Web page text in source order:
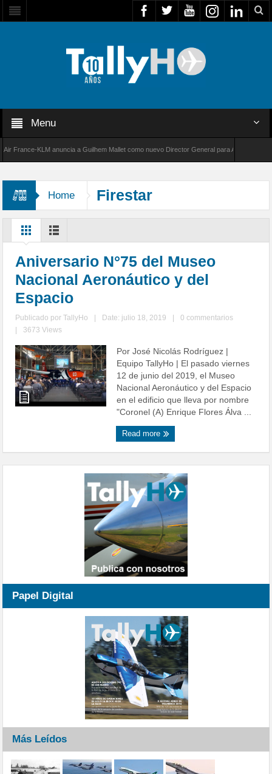
Menu
KLM anuncia a Guilhem Mallet como nuevo Director General para América Latina
Home Firestar
Aniversario N°75 del Museo
Nacional Aeronáutico y del
Espacio
Publicado porTallyHo Date: julio 18, 2019
0 commentarios
3673 Views
Por José Nicolás Rodríguez |
Equipo TallyHo | El pasado viernes
12 de junio del 2019, el Museo
Nacional Aeronáutico y del Espacio
en el edificio que lleva por nombre
"Coronel (A) Enrique Flores Álva ...
Read more
Papel Digital
Más Leídos